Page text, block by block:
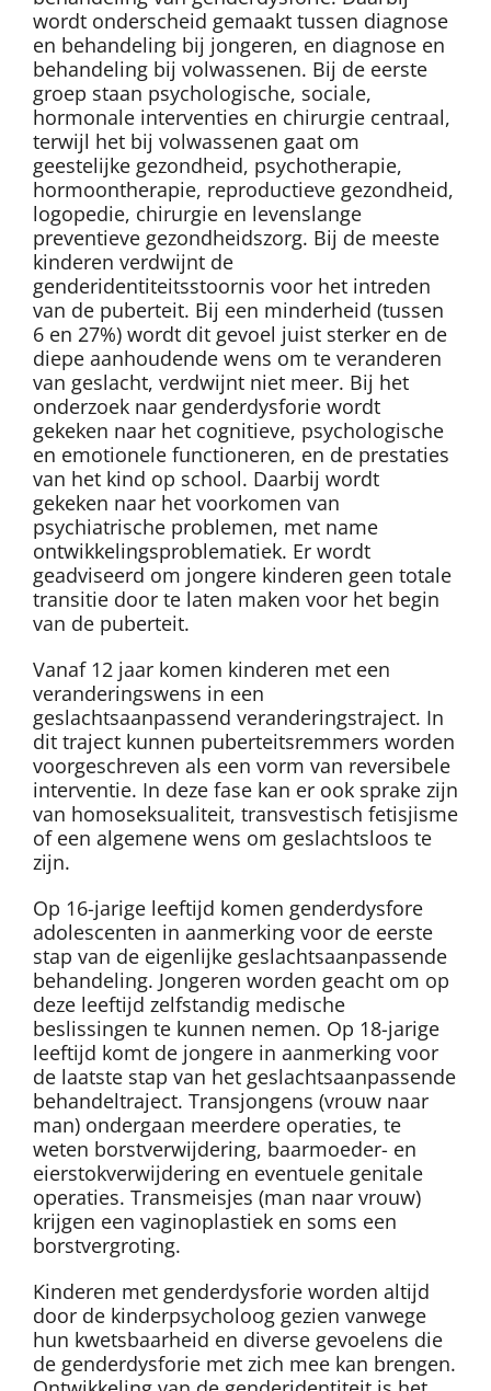
wordt onderscheid gemaakt tussen diagnose
en behandeling bij jongeren, en diagnose en
behandeling bij volwassenen. Bij de eerste
groep staan psychologische, sociale,
hormonale interventies en chirurgie centraal,
terwijl het bij volwassenen gaat om
geestelijke gezondheid, psychotherapie,
hormoontherapie, reproductieve gezondheid,
logopedie, chirurgie en levenslange
preventieve gezondheidszorg. Bij de meeste
kinderen verdwijnt de
genderidentiteitsstoornis voor het intreden
van de puberteit. Bij een minderheid (tussen
6 en 27%) wordt dit gevoel juist sterker en de
diepe aanhoudende wens om te veranderen
van geslacht, verdwijnt niet meer. Bij het
onderzoek naar genderdysforie wordt
gekeken naar het cognitieve, psychologische
en emotionele functioneren, en de prestaties
van het kind op school. Daarbij wordt
gekeken naar het voorkomen van
psychiatrische problemen, met name
ontwikkelingsproblematiek. Er wordt
geadviseerd om jongere kinderen geen totale
transitie door te laten maken voor het begin
van de puberteit.
Vanaf 12 jaar komen kinderen met een
veranderingswens in een
geslachtsaanpassend veranderingstraject. In
dit traject kunnen puberteitsremmers worden
voorgeschreven als een vorm van reversibele
interventie. In deze fase kan er ook sprake zijn
van homoseksualiteit, transvestisch fetisjisme
of een algemene wens om geslachtsloos te
zijn.
Op 16-jarige leeftijd komen genderdysfore
adolescenten in aanmerking voor de eerste
stap van de eigenlijke geslachtsaanpassende
behandeling. Jongeren worden geacht om op
deze leeftijd zelfstandig medische
beslissingen te kunnen nemen. Op 18-jarige
leeftijd komt de jongere in aanmerking voor
de laatste stap van het geslachtsaanpassende
behandeltraject. Transjongens (vrouw naar
man) ondergaan meerdere operaties, te
weten borstverwijdering, baarmoeder- en
eierstokverwijdering en eventuele genitale
operaties. Transmeisjes (man naar vrouw)
krijgen een vaginoplastiek en soms een
borstvergroting.
Kinderen met genderdysforie worden altijd
door de kinderpsycholoog gezien vanwege
hun kwetsbaarheid en diverse gevoelens die
de genderdysforie met zich mee kan brengen.